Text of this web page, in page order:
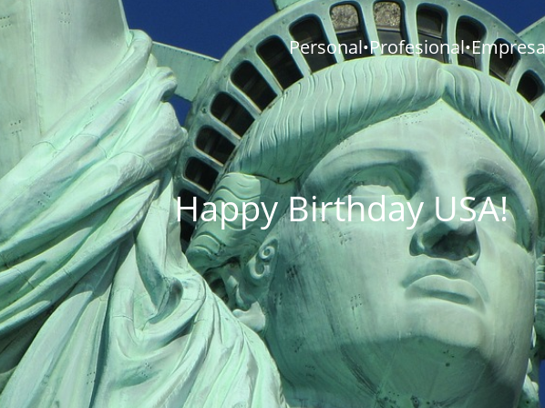
Personal•Profesional•
Happy Birthday USA!